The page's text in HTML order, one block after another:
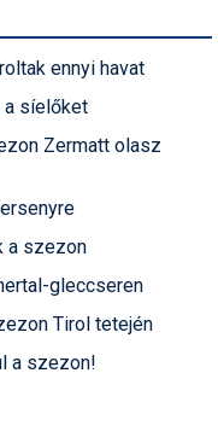
ennyi havat
a síelőket
Zermatt olasz
a szezon
gleccseren
Tirol tetején
a szezon!